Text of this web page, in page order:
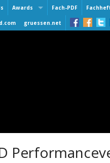
Awards
Smeil Award
Fach-PDF
gruessen.net